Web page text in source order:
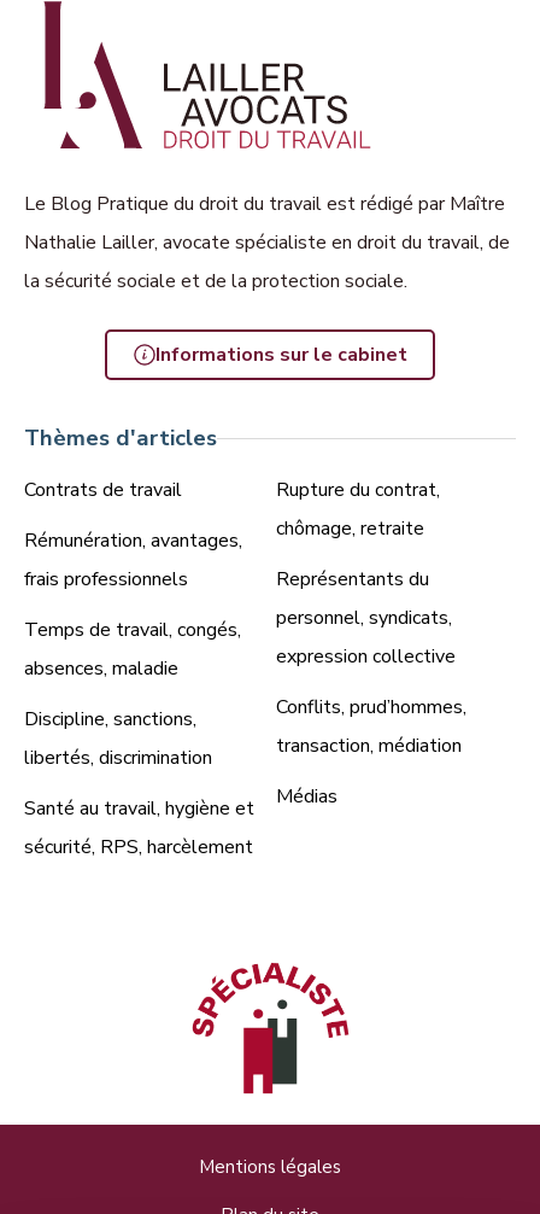
Le Blog Pratique du droit du travail est rédigé par Maître
Nathalie Lailler, avocate spécialiste en droit du travail, de
la sécurité sociale et de la protection sociale.
Informations sur le cabinet
Thèmes d'articles
Contrats de travail
Rémunération, avantages,
frais professionnels
Temps de travail, congés,
absences, maladie
Discipline, sanctions,
libertés, discrimination
Santé au travail, hygiène et
sécurité, RPS, harcèlement
Rupture du contrat,
chômage, retraite
Représentants du
personnel, syndicats,
expression collective
Conflits, prud’hommes,
transaction, médiation
Médias
Mentions légales